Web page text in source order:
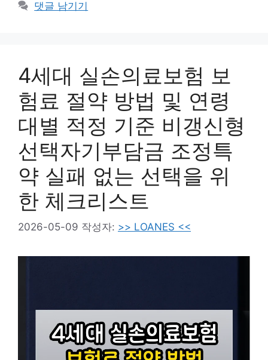
고
댓글 남기기
4세대 실손의료보험 보
험료 절약 방법 및 연령
대별 적정 기준 비갱신형
선택자기부담금 조정특
약 실패 없는 선택을 위
한 체크리스트
2026-05-09 작성자: >> LOANES <<